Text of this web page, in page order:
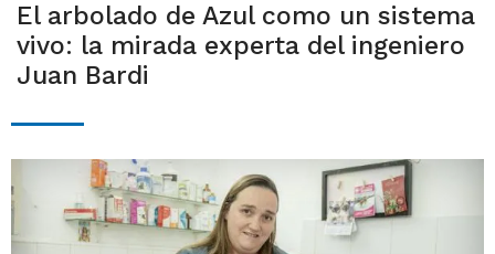
El arbolado de Azul como un sistema
vivo: la mirada experta del ingeniero
Juan Bardi